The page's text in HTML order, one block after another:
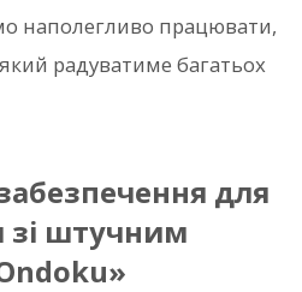
наполегливо працювати,
радуватиме багатьох
для
зі штучним